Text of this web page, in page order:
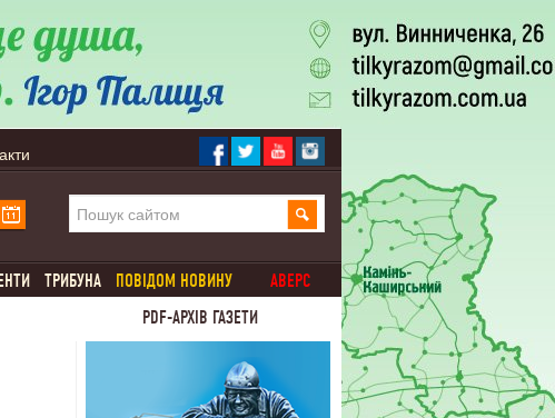
ТРИБУНА ПОВІДОМ НОВИНУ
АВЕРС
PDF-АРХІВ ГАЗЕТИ